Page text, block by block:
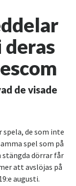
de visade
spela, de som inte
spel som på
stängda dörrar får
att avslöjas på
augusti.